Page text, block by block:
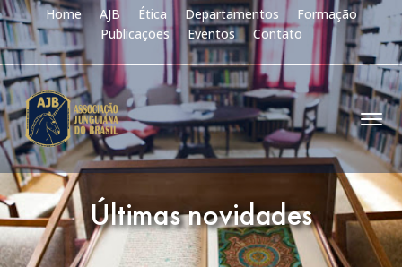
Home AJB Ética Departamentos
Formação
Publicações
Eventos Contato
Últimas novidades